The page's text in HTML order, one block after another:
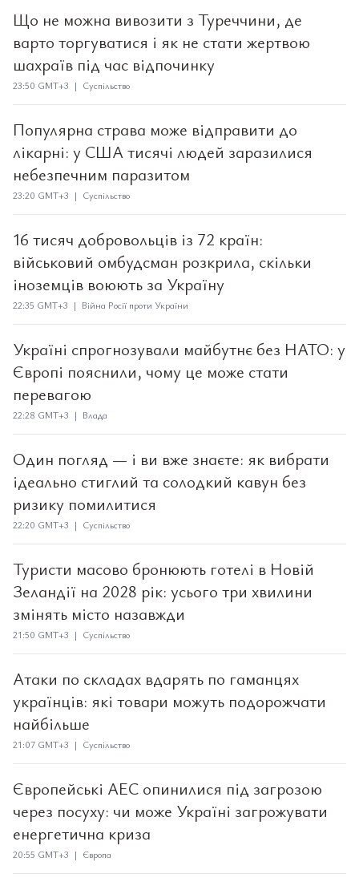
Що не можна вивозити з Туреччини, де
варто торгуватися і як не стати жертвою
шахраїв під час відпочинку
23:50 GMT+3 | Суспільство
Популярна страва може відправити до
лікарні: у США тисячі людей заразилися
небезпечним паразитом
23:20 GMT+3 | Суспільство
16 тисяч добровольців із 72 країн:
військовий омбудсман розкрила, скільки
іноземців воюють за Україну
22:35 GMT+3 | Війна Росії проти України
Україні спрогнозували майбутнє без НАТО: у
Європі пояснили, чому це може стати
перевагою
22:28 GMT+3 | Влада
Один погляд — і ви вже знаєте: як вибрати
ідеально стиглий та солодкий кавун без
ризику помилитися
22:20 GMT+3 | Суспільство
Туристи масово бронюють готелі в Новій
Зеландії на 2028 рік: усього три хвилини
змінять місто назавжди
21:50 GMT+3 | Суспільство
Атаки по складах вдарять по гаманцях
українців: які товари можуть подорожчати
найбільше
21:07 GMT+3 | Суспільство
Європейські АЕС опинилися під загрозою
через посуху: чи може Україні загрожувати
енергетична криза
20:55 GMT+3 | Європа